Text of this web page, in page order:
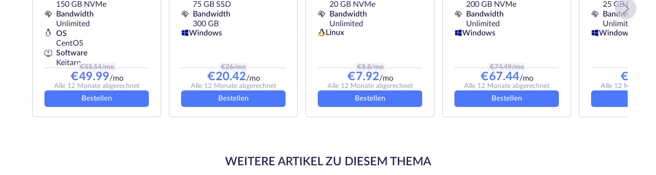
150 GB NVMe
Bandwidth
Unlimited
OS
CentOS
Software
Keitaro
€55.54/mo
€49.99/mo
Alle 12 Monate abgerechnet
Bestellen
75 GB SSD
Bandwidth
300 GB
Windows
€26/mo
€20.42/mo
Alle 12 Monate abgerechnet
Bestellen
20 GB NVMe
Bandwidth
Unlimited
Linux
€8.8/mo
€7.92/mo
Alle 12 Monate abgerechnet
Bestellen
200 GB NVMe
Bandwidth
Unlimited
Windows
€74.49/mo
€67.44/mo
Alle 12 Monate abgerechnet
Bestellen
25 GB NVMe
Bandwidth
Unlimited
Windows
€
Alle 12 Monate
WEITERE ARTIKEL ZU DIESEM THEMA